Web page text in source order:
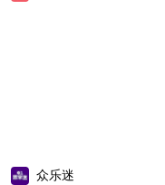
众乐迷